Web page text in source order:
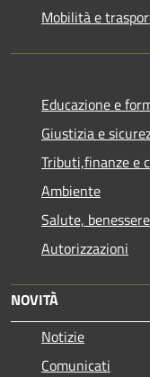
Mobilità e
Educazione e
Giustizia e
Tributi,finanze e
Ambiente
Salute,
Autorizzazioni
NOVITÀ
Notizie
Comunicati